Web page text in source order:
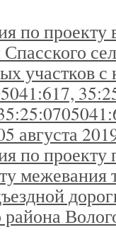
по проекту
участков с
августа
по проекту
межевания